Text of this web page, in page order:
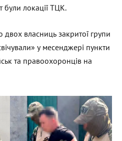
були локації ТЦК.
власниць закритої групи
у месенджері пункти
та правоохоронців на